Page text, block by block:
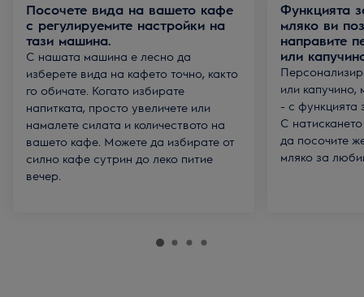
Посочете вида на вашето кафе
с регулируемите настройки на
тази машина.
С нашата машина е лесно да
изберете вида на кафето точно, както
го обичате. Когато избирате
напитката, просто увеличете или
намалете силата и количеството на
вашето кафе. Можете да избирате от
силно кафе сутрин до леко питие
вечер.
Функцията
мляко ви
направите
или
или капучино,
- с функцията
С
да посочите
мляко за